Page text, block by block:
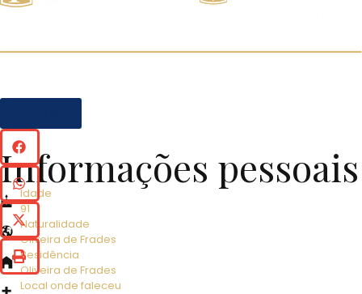
Informações pessoais
Idade
91
Naturalidade
Oliveira de Frades
Residência
Oliveira de Frades
Local onde faleceu